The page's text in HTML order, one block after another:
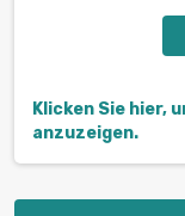
Klicken Sie hier,
anzuzeigen.